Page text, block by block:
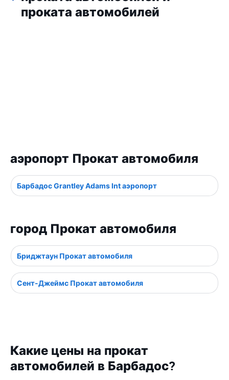
проката автомобилей
аэропорт Прокат автомобиля
Барбадос Grantley Adams Int аэропорт
город Прокат автомобиля
Бриджтаун Прокат автомобиля
Сент-Джеймс Прокат автомобиля
Какие цены на прокат
автомобилей в Барбадос?